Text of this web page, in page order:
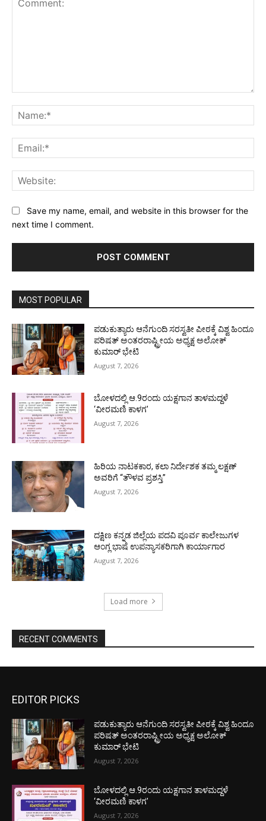
Save my name, email, and website in this browser for the
next time I comment.
MOST POPULAR
ಪಡುಕುತ್ಯಾರು ಆನೆಗುಂದಿ ಸರಸ್ವತೀ ಪೀಠಕ್ಕೆ ವಿಶ್ವ ಹಿಂದೂ
ಪರಿಷತ್ ಅಂತರರಾಷ್ಟ್ರೀಯ ಅಧ್ಯಕ್ಷ ಅಲೋಕ್
ಕುಮಾರ್ ಭೇಟಿ
August 7, 2026
ಬೋಳದಲ್ಲಿ ಆ.9ರಂದು ಯಕ್ಷಗಾನ ತಾಳಮದ್ದಳೆ
‘ವೀರಮಣಿ ಕಾಳಗ’
August 7, 2026
ಹಿರಿಯ ನಾಟಕಕಾರ, ಕಲಾ ನಿರ್ದೇಶಕ ತಮ್ಮ ಲಕ್ಷಣ್
ಅವರಿಗೆ “ತೌಳವ ಪ್ರಶಸ್ತಿ”
August 7, 2026
ದಕ್ಷಿಣ ಕನ್ನಡ ಜಿಲ್ಲೆಯ ಪದವಿ ಪೂರ್ವ ಕಾಲೇಜುಗಳ
ಆಂಗ್ಲ ಭಾಷೆ ಉಪನ್ಯಾಸಕರಿಗಾಗಿ ಕಾರ್ಯಾಗಾರ
August 7, 2026
Load more
RECENT COMMENTS
EDITOR PICKS
ಪಡುಕುತ್ಯಾರು ಆನೆಗುಂದಿ ಸರಸ್ವತೀ ಪೀಠಕ್ಕೆ ವಿಶ್ವ ಹಿಂದೂ
ಪರಿಷತ್ ಅಂತರರಾಷ್ಟ್ರೀಯ ಅಧ್ಯಕ್ಷ ಅಲೋಕ್
ಕುಮಾರ್ ಭೇಟಿ
August 7, 2026
ಬೋಳದಲ್ಲಿ ಆ.9ರಂದು ಯಕ್ಷಗಾನ ತಾಳಮದ್ದಳೆ
‘ವೀರಮಣಿ ಕಾಳಗ’
August 7, 2026